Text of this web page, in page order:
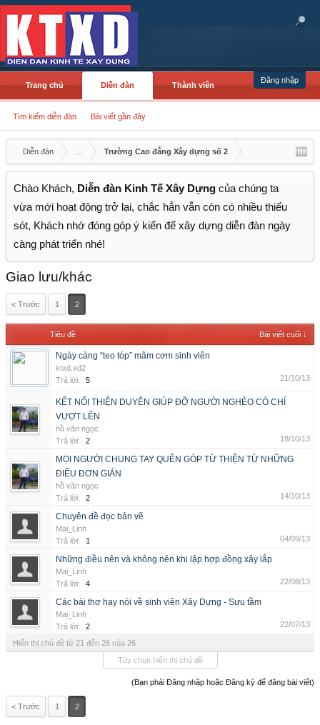
Đăng nhập
Trang chủ Diễn đàn
Tìm kiếm diễn đàn Bài viết gần đây
Thành viên
Diễn đàn Trường Cao đẳng Xây dựng số 2
Chào Khách, Diễn đàn Kinh Tế Xây Dựng của chúng ta
vừa mới hoạt động trở lại, chắc hẳn vẫn còn có nhiều thiếu
sót, Khách nhớ đóng góp ý kiến để xây dựng diễn đàn ngày
càng phát triển nhé!
Giao lưu/khác
< Trước 1 2
Tiêu đề Bài viết cuối ↓
Ngày càng “teo tóp” mâm cơm sinh viên
ktxd.xd2
Trả lời:
5 21/10/13
KẾT NỐI THIỆN DUYÊN GIÚP ĐỠ NGƯỜI NGHÈO CÓ CHÍ
VƯỢT LÊN
hồ văn ngọc
Trả lời:
2 18/10/13
MỌI NGƯỜI CHUNG TAY QUÊN GÓP TỪ THIỆN TỪ NHỮNG
ĐIỀU ĐƠN GIẢN
hồ văn ngọc
Trả lời:
2 14/10/13
Chuyên đề đọc bản vẽ
Mai_Linh
Trả lời:
1 04/09/13
Những điều nên và không nên khi lập hợp đồng xây lắp
Mai_Linh
Trả lời:
4 22/08/13
Các bài thơ hay nói về sinh viên Xây Dựng - Sưu tầm
Mai_Linh
Trả lời:
2 22/07/13
Hiển thị chủ đề từ 21 đến 26 của 26
Tùy chọn hiển thị chủ đề
(Bạn phải Đăng nhập hoặc Đăng ký để đăng bài viết)
< Trước 1 2